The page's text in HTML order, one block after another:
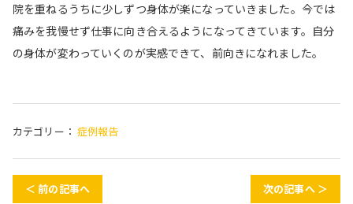
院を重ねるうちに少しずつ身体が楽になっていきました。今では
痛みを我慢せず仕事に向き合えるようになってきています。自分
の身体が変わっていくのが実感できて、前向きになれました。
カテゴリー： 症例報告
＜ 前の記事へ 次の記事へ ＞